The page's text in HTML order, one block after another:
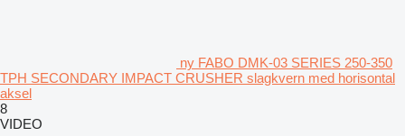
ny FABO DMK-03 SERIES 250-350
TPH SECONDARY IMPACT CRUSHER slagkvern med horisontal
aksel
8
VIDEO